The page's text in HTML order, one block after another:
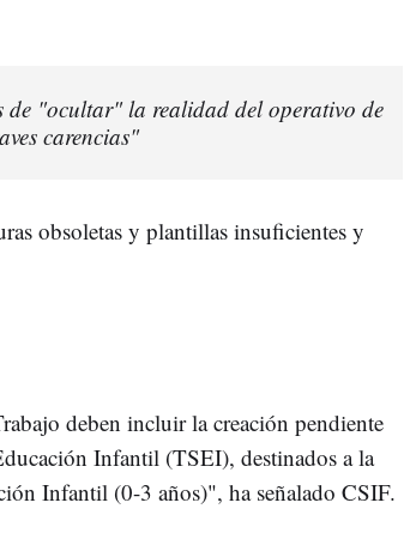
de "ocultar" la realidad del operativo de
carencias"
obsoletas y plantillas insuficientes y
deben incluir la creación pendiente
Infantil (TSEI), destinados a la
Infantil (0-3 años)", ha señalado CSIF.